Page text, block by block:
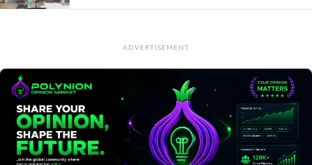
ADVERTISEMENT